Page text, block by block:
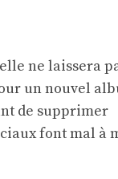
ne laissera
un nouvel
de supprimer
font mal à